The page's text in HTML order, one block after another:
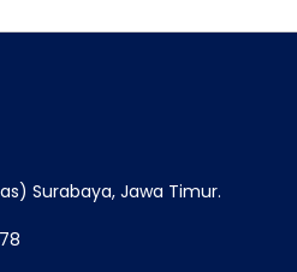
Surabaya, Jawa Timur.